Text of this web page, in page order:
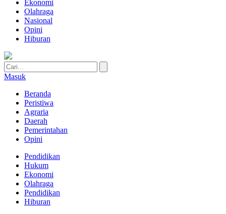
Ekonomi
Olahraga
Nasional
Opini
Hiburan
Masuk
Beranda
Peristiwa
Agraria
Daerah
Pemerintahan
Opini
Pendidikan
Hukum
Ekonomi
Olahraga
Pendidikan
Hiburan